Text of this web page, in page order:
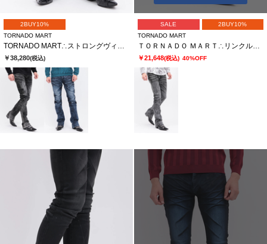
2BUY10%
TORNADO MART
￥38,280(税込)
SALE
2BUY10%
TORNADO MART
￥21,648(税込) 40%OFF